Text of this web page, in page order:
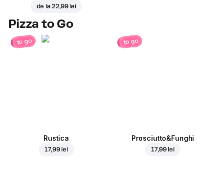
de la 22,99 lei
Pizza to Go
to go
Rustica
17,99 lei
to go
Prosciutto&Funghi
17,99 lei